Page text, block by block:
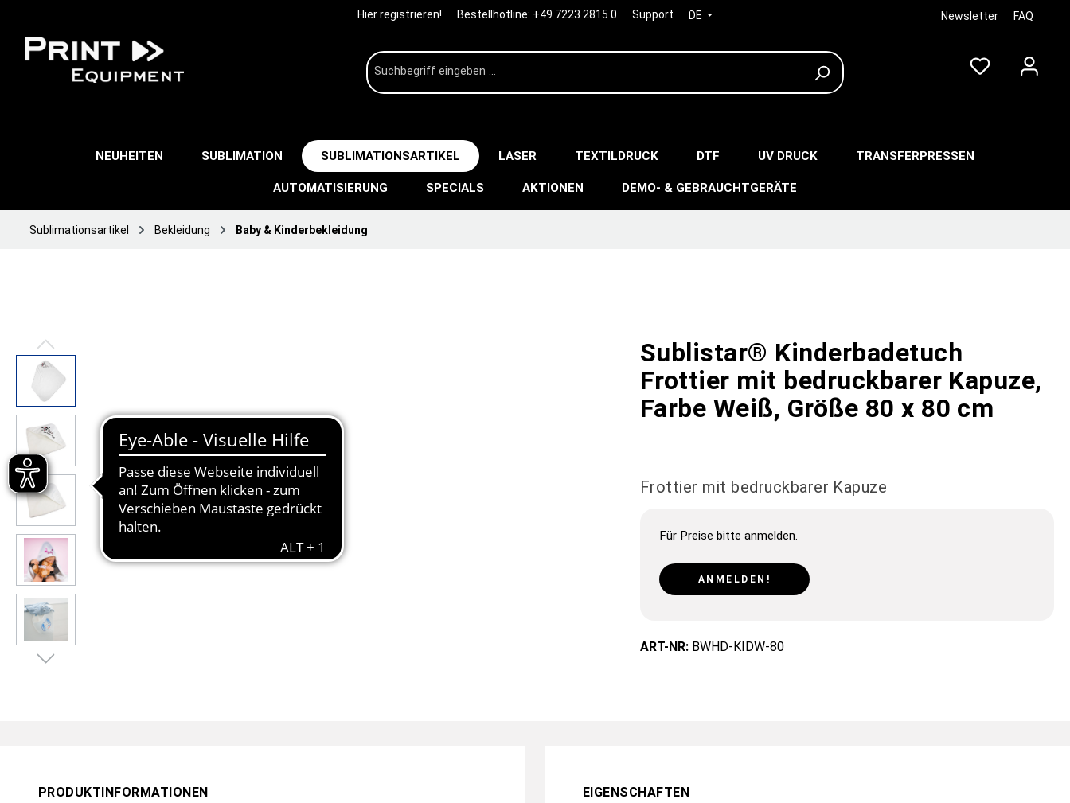
Hier registrieren! Bestellhotline: +49 7223 2815 0 Support DE Newsletter FAQ
NEUHEITEN SUBLIMATION SUBLIMATIONSARTIKEL LASER TEXTILDRUCK DTF UV DRUCK TRANSFERPRESSEN
AUTOMATISIERUNG SPECIALS AKTIONEN DEMO- & GEBRAUCHTGERÄTE
Sublimationsartikel Bekleidung Baby & Kinderbekleidung
Sublistar® Kinderbadetuch
Frottier mit bedruckbarer Kapuze,
Farbe Weiß, Größe 80 x 80 cm
Frottier mit bedruckbarer Kapuze
Für Preise bitte anmelden.
ANMELDEN!
ART-NR: BWHD-KIDW-80
PRODUKTINFORMATIONEN EIGENSCHAFTEN